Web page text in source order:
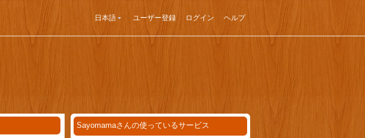
日本語 ユーザー登録 ログイン ヘルプ
Sayomamaさんの使っているサービス